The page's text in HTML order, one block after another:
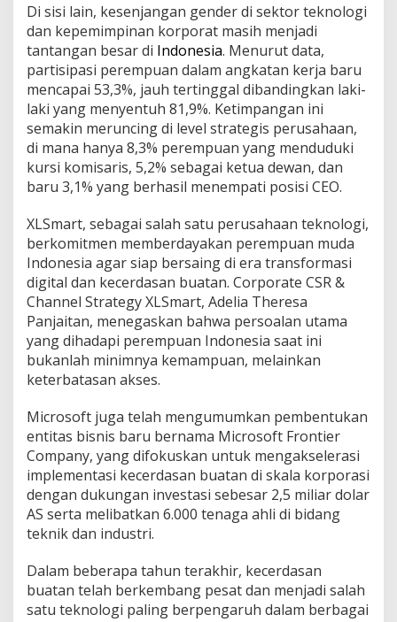
Di sisi lain, kesenjangan gender di sektor teknologi
dan kepemimpinan korporat masih menjadi
tantangan besar di Indonesia. Menurut data,
partisipasi perempuan dalam angkatan kerja baru
mencapai 53,3%, jauh tertinggal dibandingkan laki-
laki yang menyentuh 81,9%. Ketimpangan ini
semakin meruncing di level strategis perusahaan,
di mana hanya 8,3% perempuan yang menduduki
kursi komisaris, 5,2% sebagai ketua dewan, dan
baru 3,1% yang berhasil menempati posisi CEO.
XLSmart, sebagai salah satu perusahaan teknologi,
berkomitmen memberdayakan perempuan muda
Indonesia agar siap bersaing di era transformasi
digital dan kecerdasan buatan. Corporate CSR &
Channel Strategy XLSmart, Adelia Theresa
Panjaitan, menegaskan bahwa persoalan utama
yang dihadapi perempuan Indonesia saat ini
bukanlah minimnya kemampuan, melainkan
keterbatasan akses.
Microsoft juga telah mengumumkan pembentukan
entitas bisnis baru bernama Microsoft Frontier
Company, yang difokuskan untuk mengakselerasi
implementasi kecerdasan buatan di skala korporasi
dengan dukungan investasi sebesar 2,5 miliar dolar
AS serta melibatkan 6.000 tenaga ahli di bidang
teknik dan industri.
Dalam beberapa tahun terakhir, kecerdasan
buatan telah berkembang pesat dan menjadi salah
satu teknologi paling berpengaruh dalam berbagai